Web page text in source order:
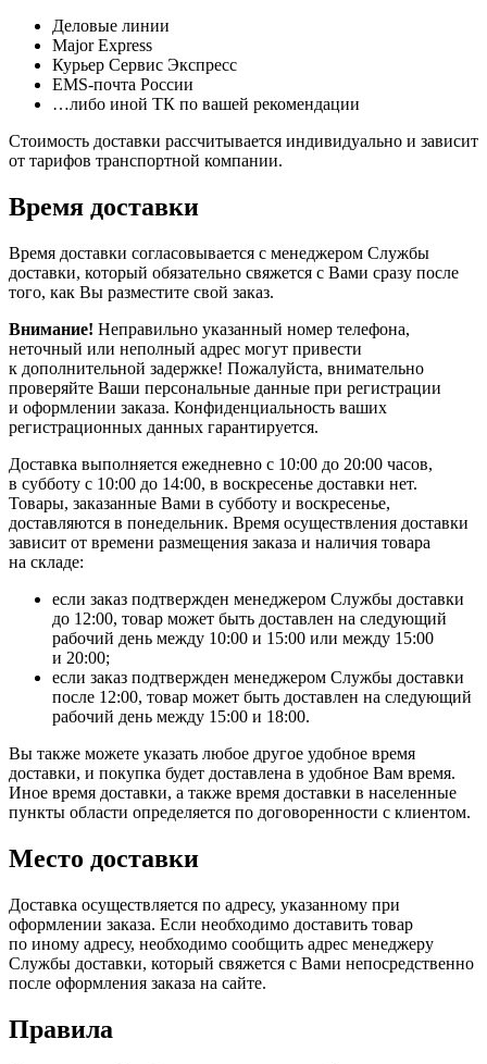
Деловые линии
Major Express
Курьер Сервис Экспресс
EMS-почта России
…либо иной ТК по вашей рекомендации
Стоимость доставки рассчитывается индивидуально и зависит
от тарифов транспортной компании.
Время доставки
Время доставки согласовывается с менеджером Службы
доставки, который обязательно свяжется с Вами сразу после
того, как Вы разместите свой заказ.
Внимание! Неправильно указанный номер телефона,
неточный или неполный адрес могут привести
к дополнительной задержке! Пожалуйста, внимательно
проверяйте Ваши персональные данные при регистрации
и оформлении заказа. Конфиденциальность ваших
регистрационных данных гарантируется.
Доставка выполняется ежедневно с 10:00 до 20:00 часов,
в субботу с 10:00 до 14:00, в воскресенье доставки нет.
Товары, заказанные Вами в субботу и воскресенье,
доставляются в понедельник. Время осуществления доставки
зависит от времени размещения заказа и наличия товара
на складе:
если заказ подтвержден менеджером Службы доставки
до 12:00, товар может быть доставлен на следующий
рабочий день между 10:00 и 15:00 или между 15:00
и 20:00;
если заказ подтвержден менеджером Службы доставки
после 12:00, товар может быть доставлен на следующий
рабочий день между 15:00 и 18:00.
Вы также можете указать любое другое удобное время
доставки, и покупка будет доставлена в удобное Вам время.
Иное время доставки, а также время доставки в населенные
пункты области определяется по договоренности с клиентом.
Место доставки
Доставка осуществляется по адресу, указанному при
оформлении заказа. Если необходимо доставить товар
по иному адресу, необходимо сообщить адрес менеджеру
Службы доставки, который свяжется с Вами непосредственно
после оформления заказа на сайте.
Правила